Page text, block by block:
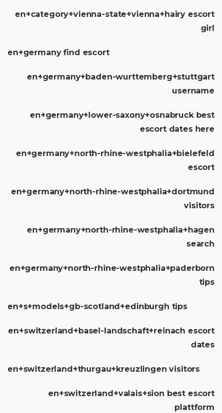
en+category+vienna-state+vienna+hairy escort
girl
en+germany find escort
en+germany+baden-wurttemberg+stuttgart
username
en+germany+lower-saxony+osnabruck best
escort dates here
en+germany+north-rhine-westphalia+bielefeld
escort
en+germany+north-rhine-westphalia+dortmund
visitors
en+germany+north-rhine-westphalia+hagen
search
en+germany+north-rhine-westphalia+paderborn
tips
en+s+models+gb-scotland+edinburgh tips
en+switzerland+basel-landschaft+reinach escort
dates
en+switzerland+thurgau+kreuzlingen visitors
en+switzerland+valais+sion best escort
plattform